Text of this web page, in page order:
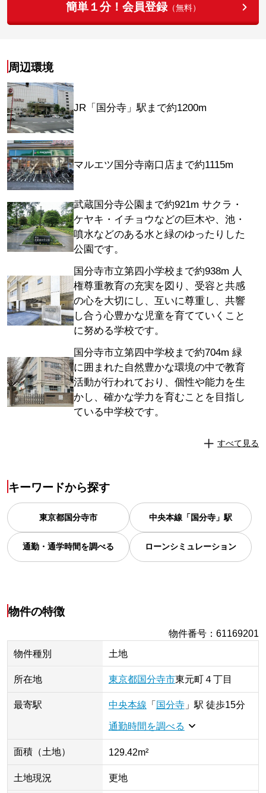
簡単１分！会員登録（無料）
周辺環境
JR「国分寺」駅まで約1200m
マルエツ国分寺南口店まで約1115m
武蔵国分寺公園まで約921m サクラ・
ケヤキ・イチョウなどの巨木や、池・
噴水などのある水と緑のゆったりした
公園です。
国分寺市立第四小学校まで約938m 人
権尊重教育の充実を図り、受容と共感
の心を大切にし、互いに尊重し、共響
し合う心豊かな児童を育てていくこと
に努める学校です。
国分寺市立第四中学校まで約704m 緑
に囲まれた自然豊かな環境の中で教育
活動が行われており、個性や能力を生
かし、確かな学力を育むことを目指し
ている中学校です。
すべて見る
キーワードから探す
東京都国分寺市 中央本線「国分寺」駅
通勤・通学時間を調べる ローンシミュレーション
物件の特徴
物件番号 ：61169201
物件種別
土地
所在地 東京都国分寺市東元町４丁目
最寄駅 中央本線 「 国分寺」駅 徒歩15分
通勤時間を調べる
面積（土地） 129.42m²
土地現況 更地